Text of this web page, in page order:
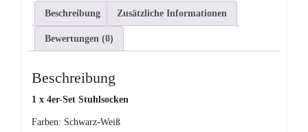
Beschreibung Zusätzliche Informationen
Bewertungen (0)
Beschreibung
1 x 4er-Set Stuhlsocken
Farben: Schwarz-Weiß